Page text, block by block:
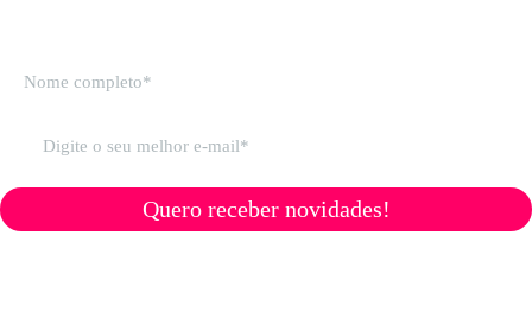
Quero receber novidades!